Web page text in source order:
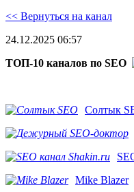
<< Вернуться на канал
24.12.2025 06:57
ТОП-10 каналов по SEO
Солтык
Mike Blazer